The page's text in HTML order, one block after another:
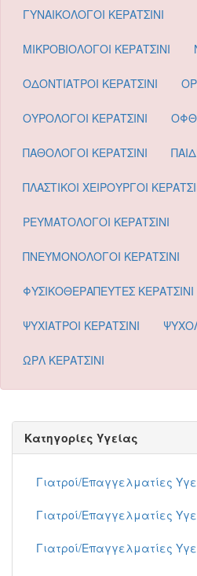
ΓΥΝΑΙΚΟΛΟΓΟΙ ΚΕΡΑΤΣΙΝΙ
ΜΙΚΡΟΒΙΟΛΟΓΟΙ ΚΕΡΑΤΣΙΝΙ
ΟΔΟΝΤΙΑΤΡΟΙ ΚΕΡΑΤΣΙΝΙ
ΟΥΡΟΛΟΓΟΙ ΚΕΡΑΤΣΙΝΙ
ΠΑΘΟΛΟΓΟΙ ΚΕΡΑΤΣΙΝΙ
ΠΛΑΣΤΙΚΟΙ ΧΕΙΡΟΥΡΓΟΙ
ΡΕΥΜΑΤΟΛΟΓΟΙ ΚΕΡΑΤΣΙΝΙ
ΠΝΕΥΜΟΝΟΛΟΓΟΙ ΚΕΡΑΤΣΙΝΙ
ΦΥΣΙΚΟΘΕΡΑΠΕΥΤΕΣ ΚΕΡΑΤΣΙΝΙ
ΨΥΧΙΑΤΡΟΙ ΚΕΡΑΤΣΙΝΙ
ΩΡΛ ΚΕΡΑΤΣΙΝΙ
Κατηγορίες Υγείας
Γιατροί/Επαγγελματίες
Γιατροί/Επαγγελματίες
Γιατροί/Επαγγελματίες